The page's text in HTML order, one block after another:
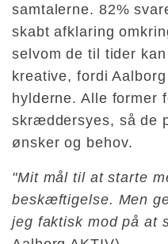
samtalerne. 82%
skabt afklaring
selvom de til tider
kreative, fordi
hylderne. Alle former
skræddersyes, så de
ønsker og behov.
"Mit mål til at starte
beskæftigelse. Men
jeg faktisk mod på at